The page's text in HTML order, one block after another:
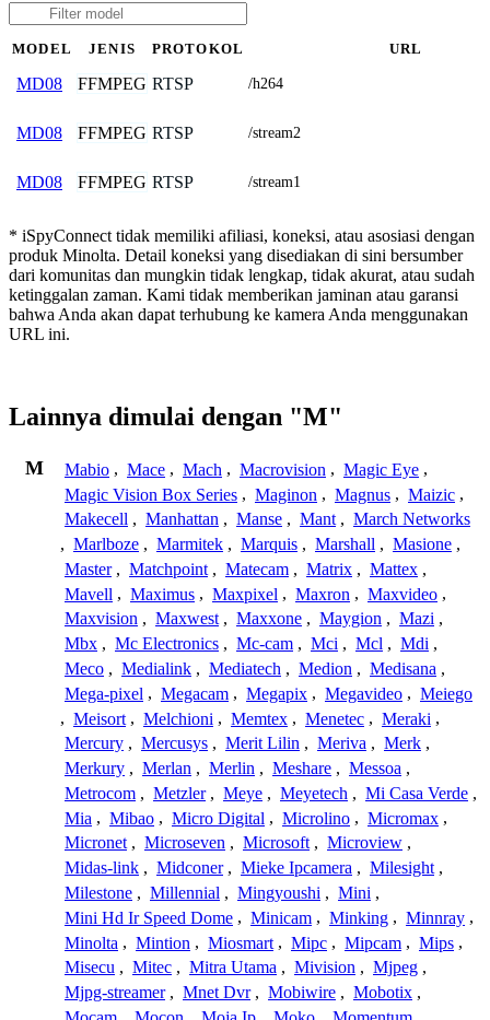
MODEL JENIS PROTOKOL URL
MD08 FFMPEG RTSP /h264
MD08 FFMPEG RTSP /stream2
MD08 FFMPEG RTSP /stream1
* iSpyConnect tidak memiliki afiliasi, koneksi, atau asosiasi dengan
produk Minolta. Detail koneksi yang disediakan di sini bersumber
dari komunitas dan mungkin tidak lengkap, tidak akurat, atau sudah
ketinggalan zaman. Kami tidak memberikan jaminan atau garansi
bahwa Anda akan dapat terhubung ke kamera Anda menggunakan
URL ini.
Lainnya dimulai dengan "M"
M Mabio , Mace , Mach , Macrovision , Magic Eye ,
Magic Vision Box Series , Maginon , Magnus , Maizic ,
Makecell , Manhattan , Manse , Mant , March Networks
, Marlboze , Marmitek , Marquis , Marshall , Masione ,
Master , Matchpoint , Matecam , Matrix , Mattex ,
Mavell , Maximus , Maxpixel , Maxron , Maxvideo ,
Maxvision , Maxwest , Maxxone , Maygion , Mazi ,
Mbx , Mc Electronics , Mc-cam , Mci , Mcl , Mdi ,
Meco , Medialink , Mediatech , Medion , Medisana ,
Mega-pixel , Megacam , Megapix , Megavideo , Meiego
, Meisort , Melchioni , Memtex , Menetec , Meraki ,
Mercury , Mercusys , Merit Lilin , Meriva , Merk ,
Merkury , Merlan , Merlin , Meshare , Messoa ,
Metrocom , Metzler , Meye , Meyetech , Mi Casa Verde ,
Mia , Mibao , Micro Digital , Microlino , Micromax ,
Micronet , Microseven , Microsoft , Microview ,
Midas-link , Midconer , Mieke Ipcamera , Milesight ,
Milestone , Millennial , Mingyoushi , Mini ,
Mini Hd Ir Speed Dome , Minicam , Minking , Minnray ,
Minolta , Mintion , Miosmart , Mipc , Mipcam , Mips ,
Misecu , Mitec , Mitra Utama , Mivision , Mjpeg ,
Mjpg-streamer , Mnet Dvr , Mobiwire , Mobotix ,